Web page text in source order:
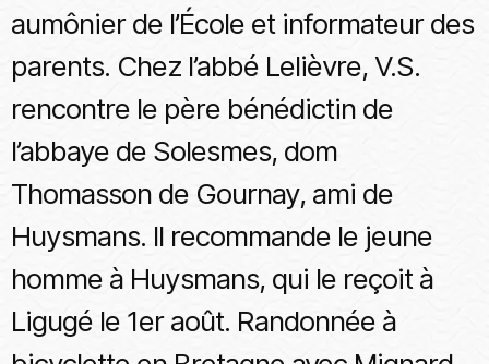
aumônier de l’École et informateur des
parents. Chez l’abbé Lelièvre, V.S.
rencontre le père bénédictin de
l’abbaye de Solesmes, dom
Thomasson de Gournay, ami de
Huysmans. Il recommande le jeune
homme à Huysmans, qui le reçoit à
Ligugé le 1er août. Randonnée à